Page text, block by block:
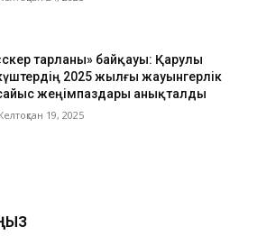
тарланы» байқауы: Қарулы
2025 жылғы жауынгерлік
жеңімпаздары анықталды
19, 2025